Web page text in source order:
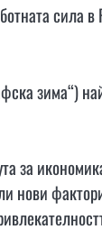
сила в
зима“)
за
нови